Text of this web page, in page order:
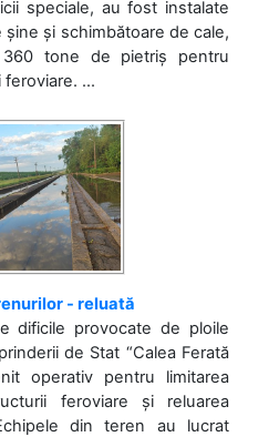
speciale, au fost instalate
și schimbătoare de cale,
tone de pietriș pentru
...
- reluată
dificile provocate de ploile
de Stat “Calea Ferată
operativ pentru limitarea
feroviare și reluarea
din teren au lucrat